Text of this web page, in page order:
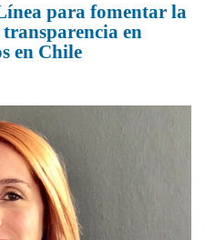
para fomentar la
en
en Chile